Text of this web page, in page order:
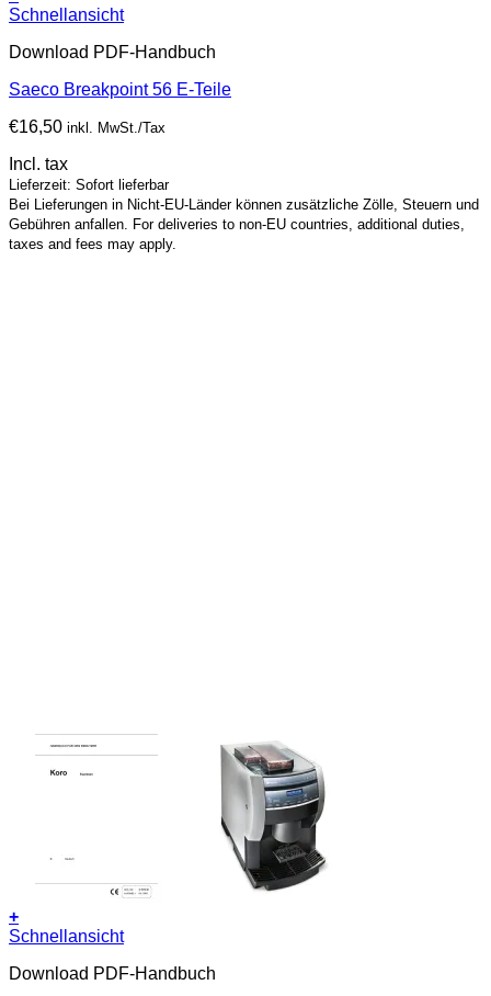
Schnellansicht
Download PDF-Handbuch
Saeco Breakpoint 56 E-Teile
€16,50 inkl. MwSt./Tax
Incl. tax
Lieferzeit: Sofort lieferbar
Bei Lieferungen in Nicht-EU-Länder können zusätzliche Zölle, Steuern und
Gebühren anfallen. For deliveries to non-EU countries, additional duties,
taxes and fees may apply.
+
Schnellansicht
Download PDF-Handbuch